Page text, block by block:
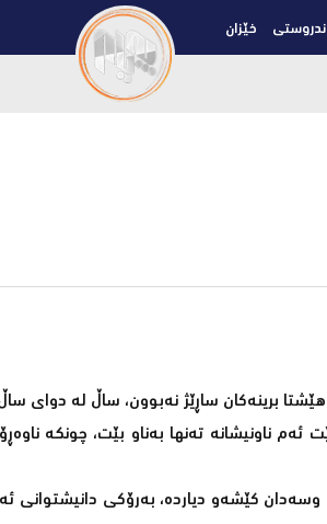
خێزان
برینەکان ساڕێژ نەبوون، ساڵ لە دوای
ئەم ناونیشانە تەنها بەناو بێت، چونکە
وسەدان کێشەو دیاردە، بەرۆکی